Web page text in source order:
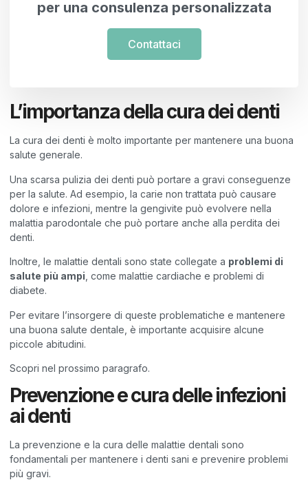
per una consulenza personalizzata
Contattaci
L’importanza della cura dei denti
La cura dei denti è molto importante per mantenere una buona
salute generale.
Una scarsa pulizia dei denti può portare a gravi conseguenze
per la salute. Ad esempio, la carie non trattata può causare
dolore e infezioni, mentre la gengivite può evolvere nella
malattia parodontale che può portare anche alla perdita dei
denti.
Inoltre, le malattie dentali sono state collegate a problemi di
salute più ampi , come malattie cardiache e problemi di
diabete.
Per evitare l’insorgere di queste problematiche e mantenere
una buona salute dentale, è importante acquisire alcune
piccole abitudini.
Scopri nel prossimo paragrafo.
Prevenzione e cura delle infezioni
ai denti
La prevenzione e la cura delle malattie dentali sono
fondamentali per mantenere i denti sani e prevenire problemi
più gravi.